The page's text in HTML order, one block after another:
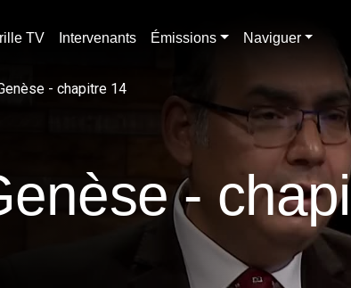
TV Intervenants Émissions Naviguer
- chapitre 14
-